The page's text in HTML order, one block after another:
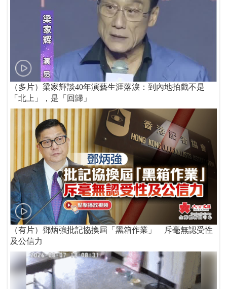
（多片）梁家輝談40年演藝生涯落淚：到內地拍戲不是
「北上」，是「回歸」
（有片）鄧炳強批記協換屆「黑箱作業」 斥毫無認受性
及公信力